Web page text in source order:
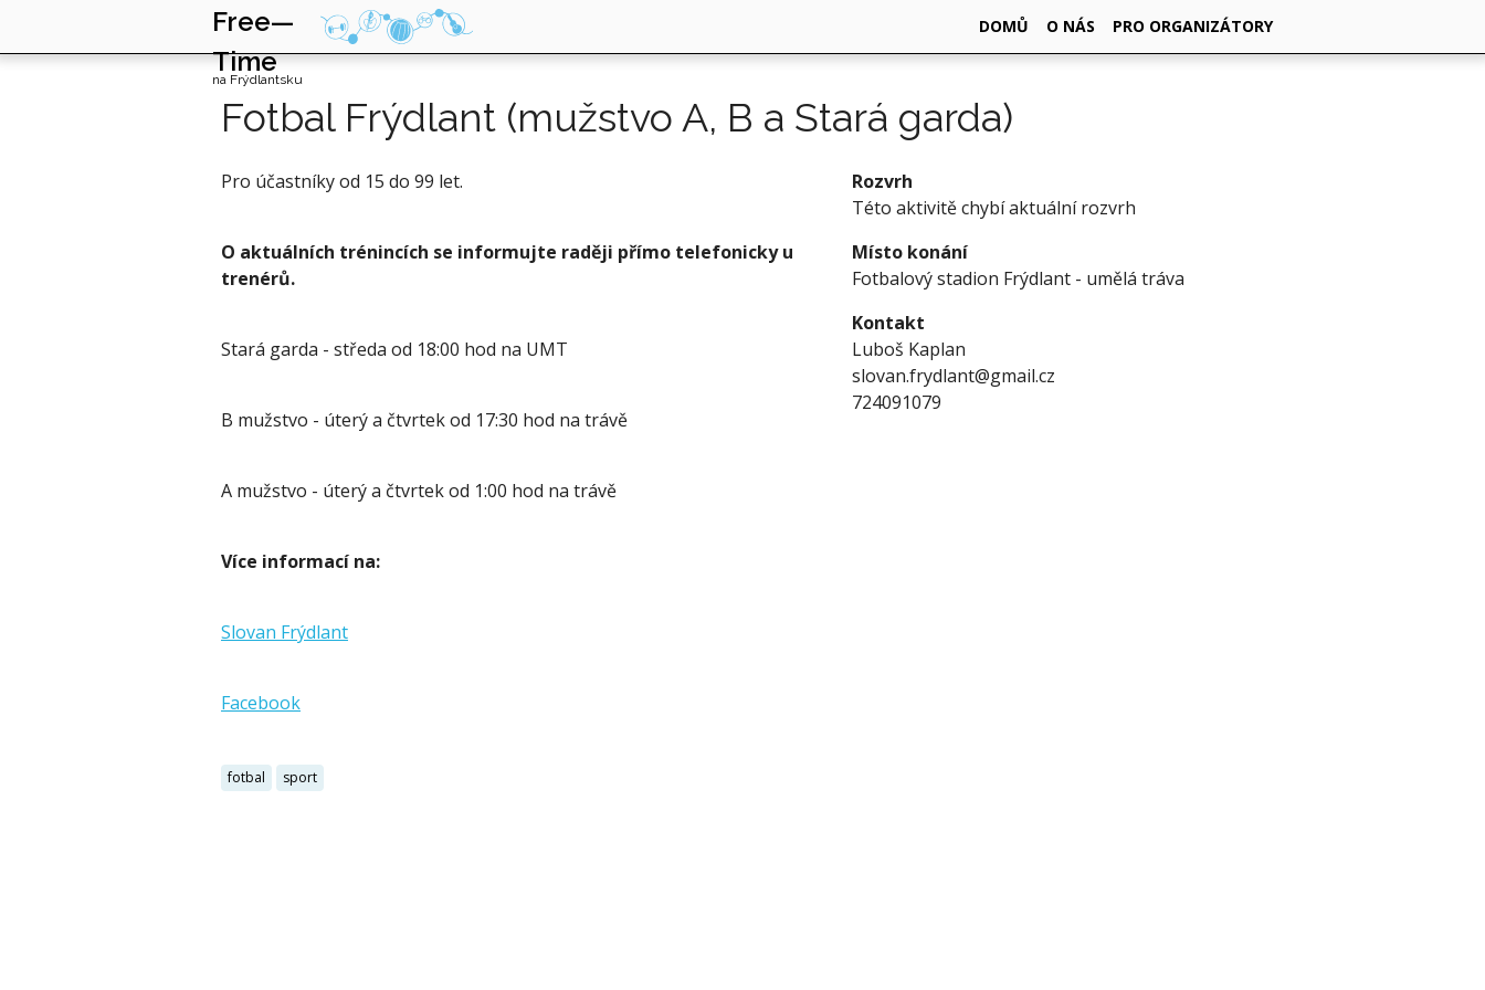
Free—
Time
na Frýdlantsku
DOMŮ O NÁS PRO ORGANIZÁTORY
Fotbal Frýdlant (mužstvo A, B a Stará garda)
Pro účastníky od 15 do 99 let.
O aktuálních trénincích se informujte raději přímo telefonicky u
trenérů.
Stará garda - středa od 18:00 hod na UMT
B mužstvo - úterý a čtvrtek od 17:30 hod na trávě
A mužstvo - úterý a čtvrtek od 1:00 hod na trávě
Více informací na:
Slovan Frýdlant
Facebook
fotbal sport
Rozvrh
Této aktivitě chybí aktuální rozvrh
Místo konání
Fotbalový stadion Frýdlant - umělá tráva
Kontakt
Luboš Kaplan
slovan.frydlant@gmail.cz
724091079